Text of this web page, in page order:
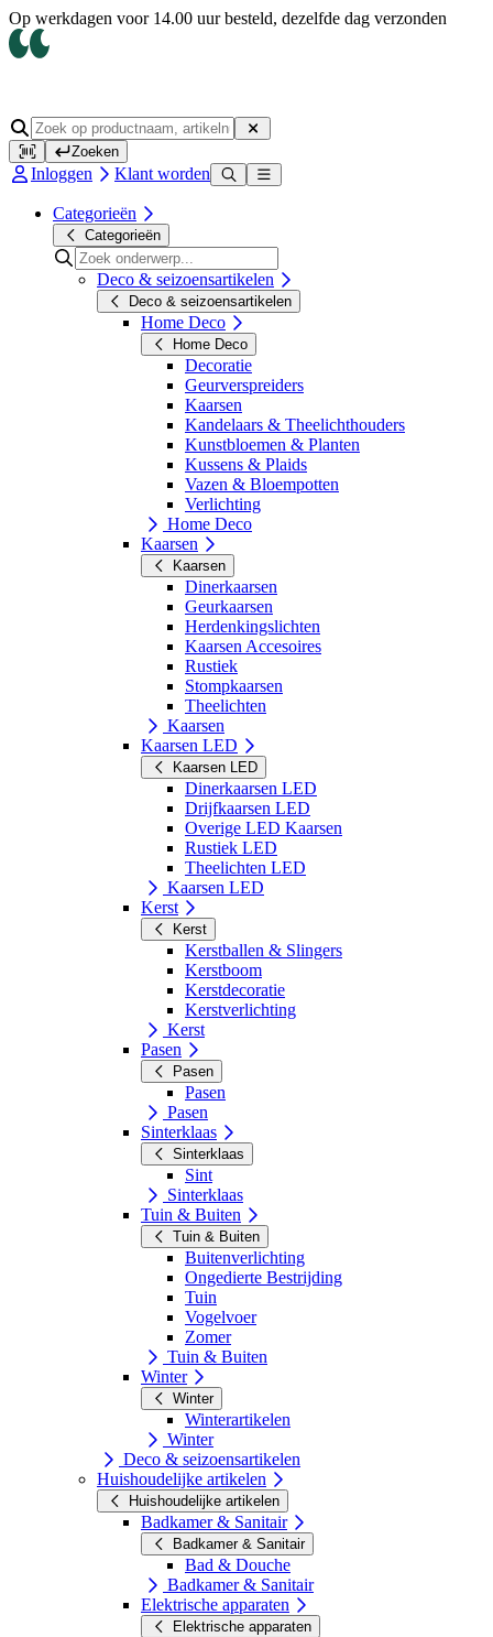
Op werkdagen voor 14.00 uur besteld, dezelfde dag verzonden
Zoeken
Inloggen Klant worden
Categorieën
Categorieën
Deco & seizoensartikelen
Deco & seizoensartikelen
Home Deco
Home Deco
Decoratie
Geurverspreiders
Kaarsen
Kandelaars & Theelichthouders
Kunstbloemen & Planten
Kussens & Plaids
Vazen & Bloempotten
Verlichting
Home Deco
Kaarsen
Kaarsen
Dinerkaarsen
Geurkaarsen
Herdenkingslichten
Kaarsen Accesoires
Rustiek
Stompkaarsen
Theelichten
Kaarsen
Kaarsen LED
Kaarsen LED
Dinerkaarsen LED
Drijfkaarsen LED
Overige LED Kaarsen
Rustiek LED
Theelichten LED
Kaarsen LED
Kerst
Kerst
Kerstballen & Slingers
Kerstboom
Kerstdecoratie
Kerstverlichting
Kerst
Pasen
Pasen
Pasen
Pasen
Sinterklaas
Sinterklaas
Sint
Sinterklaas
Tuin & Buiten
Tuin & Buiten
Buitenverlichting
Ongedierte Bestrijding
Tuin
Vogelvoer
Zomer
Tuin & Buiten
Winter
Winter
Winterartikelen
Winter
Deco & seizoensartikelen
Huishoudelijke artikelen
Huishoudelijke artikelen
Badkamer & Sanitair
Badkamer & Sanitair
Bad & Douche
Badkamer & Sanitair
Elektrische apparaten
Elektrische apparaten